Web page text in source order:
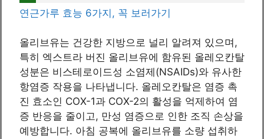
연근가루 효능 6가지, 꼭 보러가기
올리브유는 건강한 지방으로 널리 알려져 있으며,
특히 엑스트라 버진 올리브유에 함유된 올레오칸탈
성분은 비스테로이드성 소염제(NSAIDs)와 유사한
항염증 작용을 나타냅니다. 올레오칸탈은 염증 촉
진 효소인 COX-1과 COX-2의 활성을 억제하여 염
증 반응을 줄이고, 만성 염증으로 인한 조직 손상을
예방합니다. 아침 공복에 올리브유를 소량 섭취하